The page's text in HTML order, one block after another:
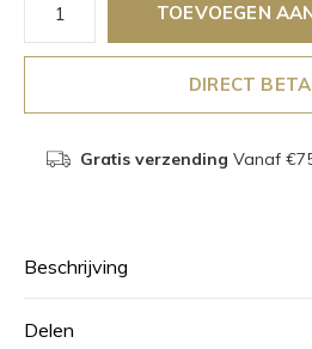
TOEVOEGEN
DIRECT
Gratis verzending Vanaf
Beschrijving
Delen